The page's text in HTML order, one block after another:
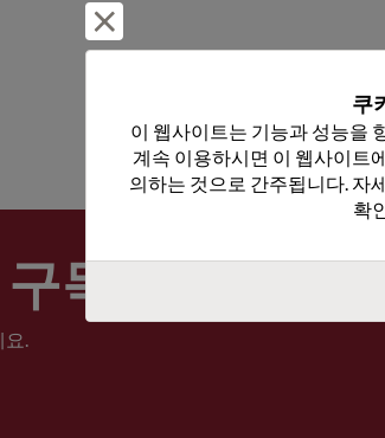
독하세요
요.
쿠
이 웹사이트는 기능과 성능을
계속 이용하시면 이 웹사이트
의하는 것으로 간주됩니다. 자
확